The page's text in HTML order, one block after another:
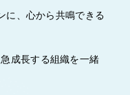
に、心から共鳴できる
成長する組織を一緒